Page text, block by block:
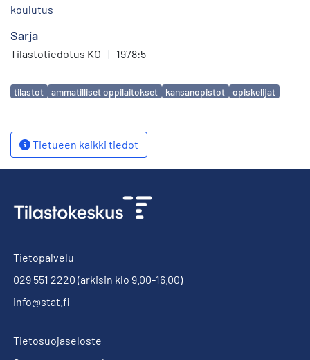
koulutus
Sarja
Tilastotiedotus KO | 1978:5
Avainsanat
tilastot ammatilliset oppilaitokset kansanopistot opiskelijat
Tietueen kaikki tiedot
Tietopalvelu
029 551 2220 (arkisin klo 9.00-16.00)
info@stat.fi
Tietosuojaseloste